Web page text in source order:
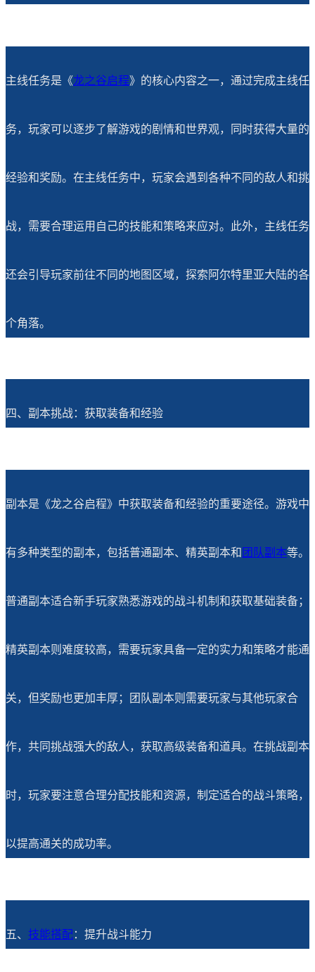
主线任务是《龙之谷启程》的核心内容之一，通过完成主线任
务，玩家可以逐步了解游戏的剧情和世界观，同时获得大量的
经验和奖励。在主线任务中，玩家会遇到各种不同的敌人和挑
战，需要合理运用自己的技能和策略来应对。此外，主线任务
还会引导玩家前往不同的地图区域，探索阿尔特里亚大陆的各
个角落。
四、副本挑战：获取装备和经验
副本是《龙之谷启程》中获取装备和经验的重要途径。游戏中
有多种类型的副本，包括普通副本、精英副本和 团队副本等。
普通副本适合新手玩家熟悉游戏的战斗机制和获取基础装备；
精英副本则难度较高，需要玩家具备一定的实力和策略才能通
关，但奖励也更加丰厚；团队副本则需要玩家与其他玩家合
作，共同挑战强大的敌人，获取高级装备和道具。在挑战副本
时，玩家要注意合理分配技能和资源，制定适合的战斗策略，
以提高通关的成功率。
五、 技能搭配：提升战斗能力